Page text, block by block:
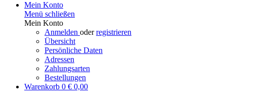
Mein Konto
Menü schließen
Mein Konto
Anmelden oderregistrieren
Übersicht
Persönliche Daten
Adressen
Zahlungsarten
Bestellungen
Warenkorb 0 € 0,00